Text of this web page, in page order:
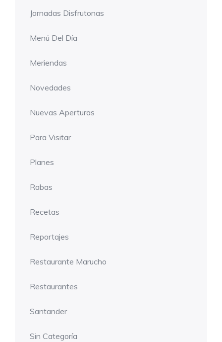
Jornadas Disfrutonas
Menú Del Día
Meriendas
Novedades
Nuevas Aperturas
Para Visitar
Planes
Rabas
Recetas
Reportajes
Restaurante Marucho
Restaurantes
Santander
Sin Categoría